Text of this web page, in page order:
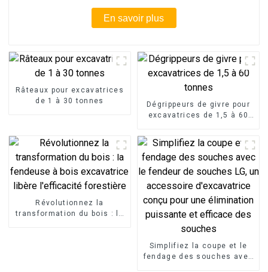
En savoir plus
Râteaux pour excavatrices
de 1 à 30 tonnes
Dégrippeurs de givre pour
excavatrices de 1,5 à 60
Révolutionnez la
transformation du bois : la
Simplifiez la coupe et le
fendage des souches avec